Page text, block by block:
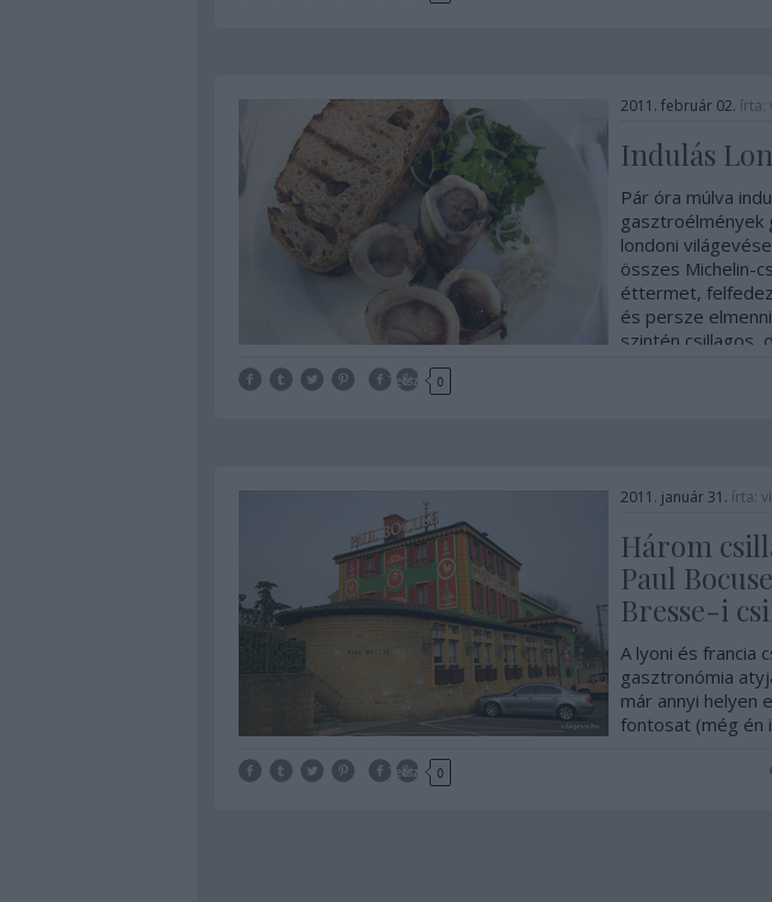
2011. február 02. írta:
Indulás
Pár óra múlva
londoni
összes Michelin-
éttermet,
és persze
szintén csillagos,
Tetszik 0
2011. január 31. írta:
Három
Paul
Bresse-i
A lyoni és francia
gasztronómia
már annyi helyen
fontosat (még én
nagyobb videót
Tetszik 0